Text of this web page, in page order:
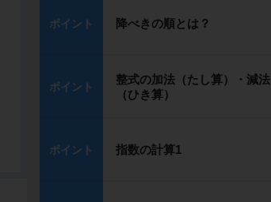
ポイント 降べきの順とは？
ポイント
整式の加法（たし算）・減法
（ひき算）
ポイント 指数の計算1